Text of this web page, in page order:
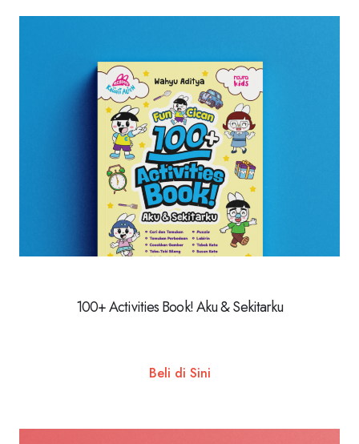
100+ Activities Book! Aku & Sekitarku
Beli di Sini